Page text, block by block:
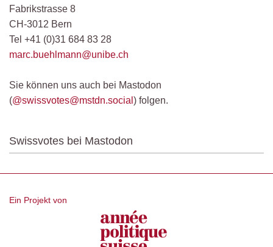
Fabrikstrasse 8
CH-3012 Bern
Tel +41 (0)31 684 83 28
marc.buehlmann@unibe.ch
Sie können uns auch bei Mastodon
(@swissvotes@mstdn.social ) folgen.
Swissvotes bei Mastodon
Ein Projekt von